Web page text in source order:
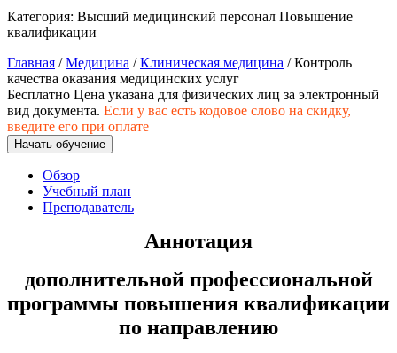
Экологическая безопасность в
промышленности
Управление охраной труда.
Техносферная безопасность
Допуски
Безопасность труда
Экономика и управление
Управление производством
общественного питания в
организации
Категория: Высший медицинский персонал Повышение
квалификации
Главная /Медицина /Клиническая медицина / Контроль
качества оказания медицинских услуг
Бесплатно Цена указана для физических лиц за электронный
вид документа. Если у вас есть кодовое слово на скидку,
введите его при оплате
Начать обучение
Обзор
Учебный план
Преподаватель
Аннотация
дополнительной профессиональной
программы повышения квалификации
по направлению